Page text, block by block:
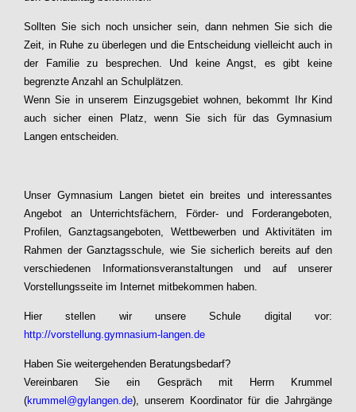
Sollten Sie sich noch unsicher sein, dann nehmen Sie sich die
Zeit, in Ruhe zu überlegen und die Entscheidung vielleicht auch in
der Familie zu besprechen. Und keine Angst, es gibt keine
begrenzte Anzahl an Schulplätzen.
Wenn Sie in unserem Einzugsgebiet wohnen, bekommt Ihr Kind
auch sicher einen Platz, wenn Sie sich für das Gymnasium
Langen entscheiden.
Unser Gymnasium Langen bietet ein breites und interessantes
Angebot an Unterrichtsfächern, Förder- und Forderangeboten,
Profilen, Ganztagsangeboten, Wettbewerben und Aktivitäten im
Rahmen der Ganztagsschule, wie Sie sicherlich bereits auf den
verschiedenen Informationsveranstaltungen und auf unserer
Vorstellungsseite im Internet mitbekommen haben.
Hier stellen wir unsere Schule digital vor:
http://vorstellung.gymnasium-langen.de
Haben Sie weitergehenden Beratungsbedarf?
Vereinbaren Sie ein Gespräch mit Herrn Krummel
(krummel@gylangen.de), unserem Koordinator für die Jahrgänge